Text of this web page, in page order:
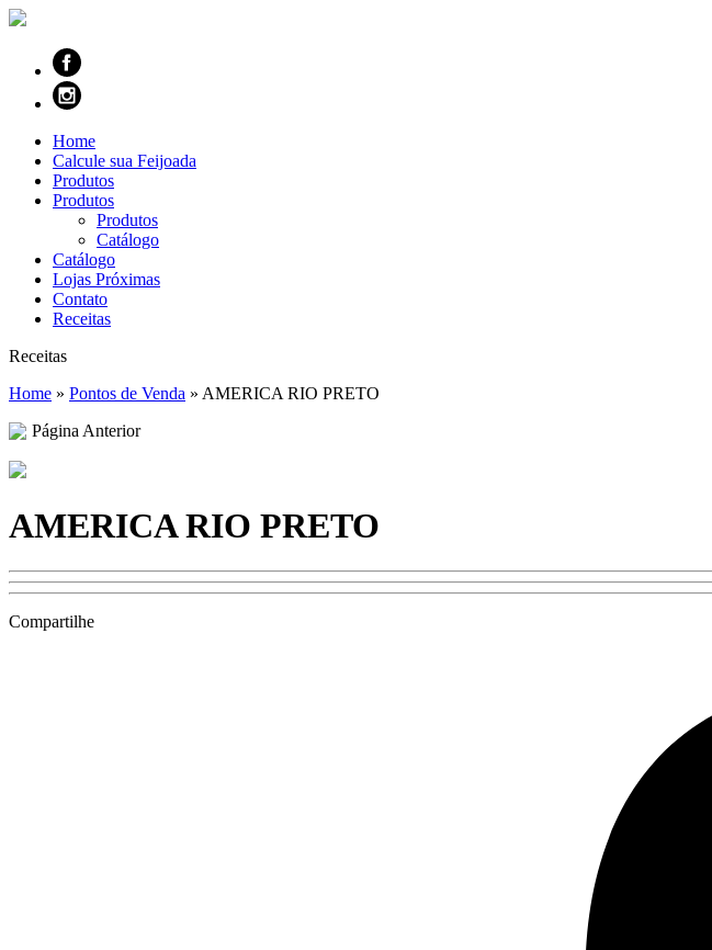
Home
Calcule sua Feijoada
Produtos
Produtos
Produtos
Catálogo
Catálogo
Lojas Próximas
Contato
Receitas
Receitas
Home » Pontos de Venda » AMERICA RIO PRETO
Página Anterior
AMERICA RIO PRETO
Compartilhe